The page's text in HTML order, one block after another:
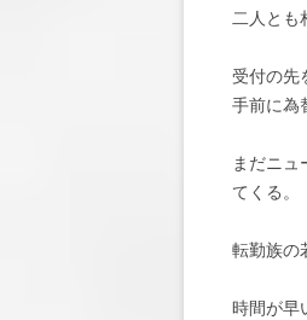
二人とも
受付の先
手前に為
まだニュ
てくる。
転勤族の
時間が早